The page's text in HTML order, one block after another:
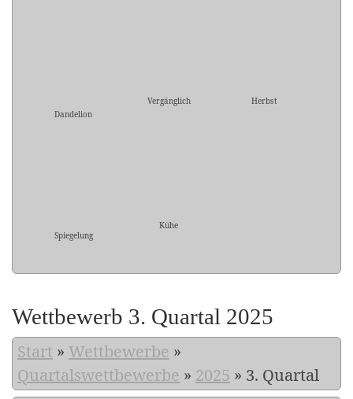
Dandelion
Vergänglich Herbst
Spiegelung
Kühe
Wettbewerb 3. Quartal 2025
Start » Wettbewerbe »
Quartalswettbewerbe » 2025 » 3. Quartal